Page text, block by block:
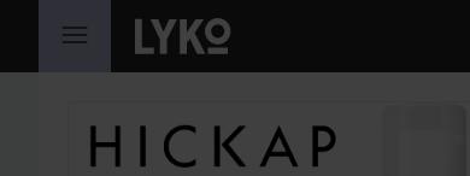
HOPPA TILL INNEHÅLLET
HOPPA ÖVER SEKTIONEN